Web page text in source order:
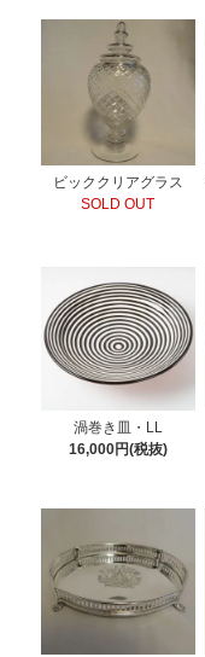
ビッククリアグラス
SOLD OUT
渦巻き皿・LL
16,000円(税抜)